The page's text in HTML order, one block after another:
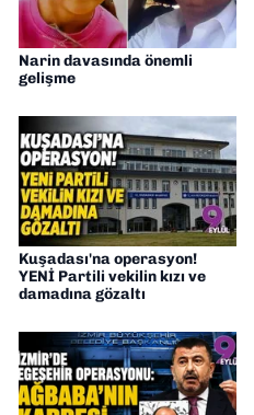
Narin davasında önemli
gelişme
Kuşadası'na operasyon!
YENİ Partili vekilin kızı ve
damadına gözaltı